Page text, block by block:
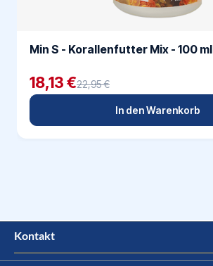
Min S - Korallenfutter Mix - 100 ml
18,13 €22,95 €
In den Warenkorb
Kontakt